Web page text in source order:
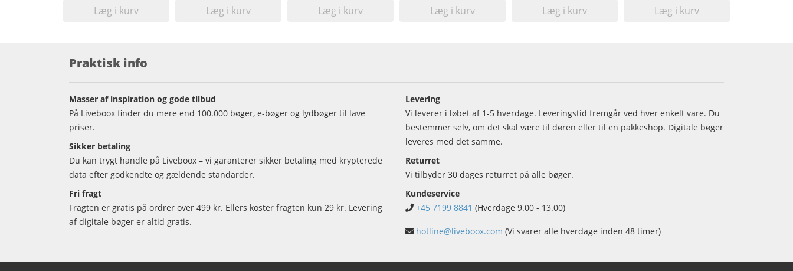
Læg i kurv Læg i kurv Læg i kurv Læg i kurv Læg i kurv Læg i kurv
Praktisk info
Masser af inspiration og gode tilbud
På Liveboox finder du mere end 100.000 bøger, e-bøger og lydbøger til lave
priser.
Sikker betaling
Du kan trygt handle på Liveboox – vi garanterer sikker betaling med krypterede
data efter godkendte og gældende standarder.
Fri fragt
Fragten er gratis på ordrer over 499 kr. Ellers koster fragten kun 29 kr. Levering
af digitale bøger er altid gratis.
Levering
Vi leverer i løbet af 1-5 hverdage. Leveringstid fremgår ved hver enkelt vare. Du
bestemmer selv, om det skal være til døren eller til en pakkeshop. Digitale bøger
leveres med det samme.
Returret
Vi tilbyder 30 dages returret på alle bøger.
Kundeservice
+45 7199 8841 (Hverdage 9.00 - 13.00)
hotline@liveboox.com (Vi svarer alle hverdage inden 48 timer)